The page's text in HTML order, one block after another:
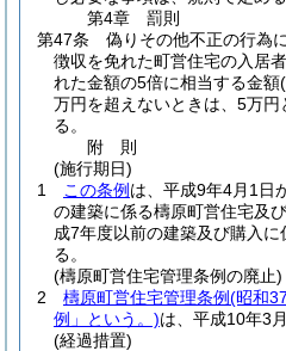
第4章
罰則
第47条
偽りその他不正の行為
徴収を免れた町営住宅の入居
れた金額の5倍に相当する金額
万円を超えないときは、5万円
る。
附 則
(施行期日)
1
この条例 は、平成9年4月1日
の建築に係る檮原町営住宅及
成7年度以前の建築及び購入
る。
(檮原町営住宅管理条例の廃止)
2
檮原町営住宅管理条例(昭和
例」という。)は、平成10年3
(経過措置)